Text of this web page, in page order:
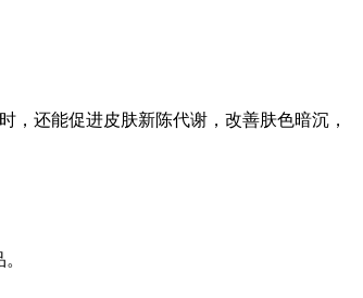
，还能促进皮肤新陈代谢，改善肤色暗沉，